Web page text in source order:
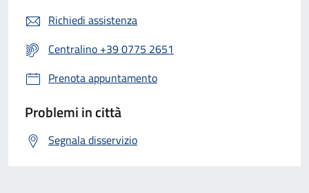
Richiedi assistenza
Centralino +39 0775 2651
Prenota appuntamento
Problemi in città
Segnala disservizio